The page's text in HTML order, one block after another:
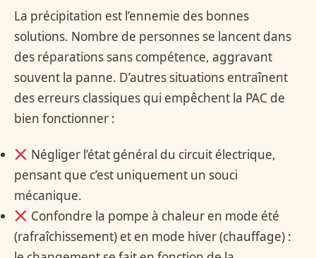
La précipitation est l’ennemie des bonnes
solutions. Nombre de personnes se lancent dans
des réparations sans compétence, aggravant
souvent la panne. D’autres situations entraînent
des erreurs classiques qui empêchent la PAC de
bien fonctionner :
Négliger l’état général du circuit électrique,
pensant que c’est uniquement un souci
mécanique.
Confondre la pompe à chaleur en mode été
(rafraîchissement) et en mode hiver (chauffage) :